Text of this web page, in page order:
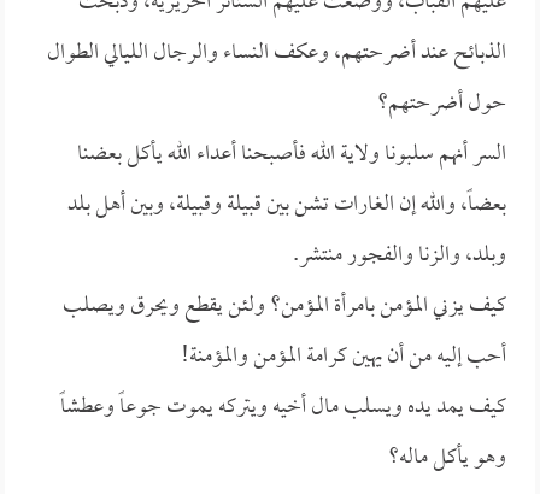
الذبائح عند أضرحتهم، وعكف النساء والرجال الليالي الطوال
حول أضرحتهم؟
السر أنهم سلبونا ولاية الله فأصبحنا أعداء الله يأكل بعضنا
بعضاً، والله إن الغارات تشن بين قبيلة وقبيلة، وبين أهل بلد
وبلد، والزنا والفجور منتشر.
كيف يزني المؤمن بامرأة المؤمن؟ ولئن يقطع ويحرق ويصلب
أحب إليه من أن يهين كرامة المؤمن والمؤمنة!
كيف يمد يده ويسلب مال أخيه ويتركه يموت جوعاً وعطشاً
وهو يأكل ماله؟